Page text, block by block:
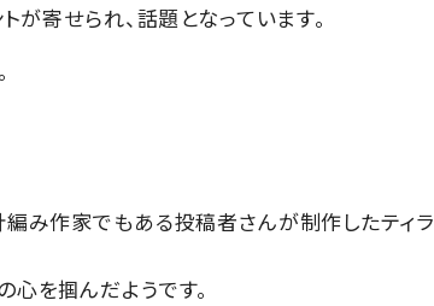
が寄せられ、話題となっています。
み作家でもある投稿者さんが制作したティラ
を掴んだようです。